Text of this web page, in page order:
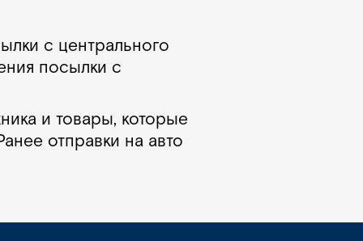
с центрального
посылки с
и товары, которые
отправки на авто